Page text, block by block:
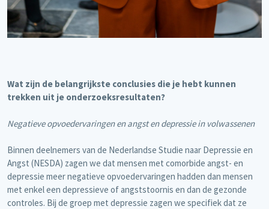
Wat zijn de belangrijkste conclusies die je hebt kunnen
trekken uit je onderzoeksresultaten?
Negatieve opvoedervaringen en angst en depressie in volwassenen
Binnen deelnemers van de Nederlandse Studie naar Depressie en
Angst (NESDA) zagen we dat mensen met comorbide angst- en
depressie meer negatieve opvoedervaringen hadden dan mensen
met enkel een depressieve of angststoornis en dan de gezonde
controles. Bij de groep met depressie zagen we specifiek dat ze